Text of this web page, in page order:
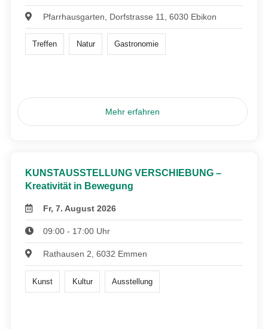
Pfarrhausgarten, Dorfstrasse 11, 6030 Ebikon
Treffen Natur Gastronomie
Mehr erfahren
KUNSTAUSSTELLUNG VERSCHIEBUNG –
Kreativität in Bewegung
Fr, 7. August 2026
09:00 - 17:00 Uhr
Rathausen 2, 6032 Emmen
Kunst Kultur Ausstellung